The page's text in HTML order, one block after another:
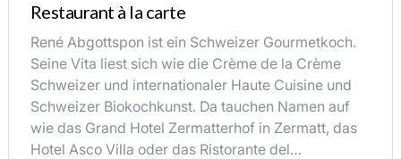
Restaurant à la carte
René Abgottspon ist ein Schweizer Gourmetkoch.
Seine Vita liest sich wie die Crème de la Crème
Schweizer und internationaler Haute Cuisine und
Schweizer Biokochkunst. Da tauchen Namen auf
wie das Grand Hotel Zermatterhof in Zermatt, das
Hotel Asco Villa oder das Ristorante del…